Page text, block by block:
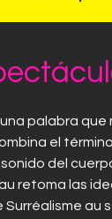
palabra que
el
del
retoma las
Surréalisme au